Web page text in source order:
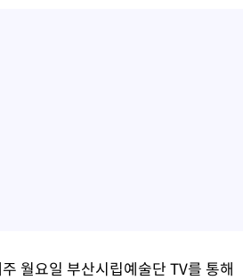
월요일 부산시립예술단 TV를 통해